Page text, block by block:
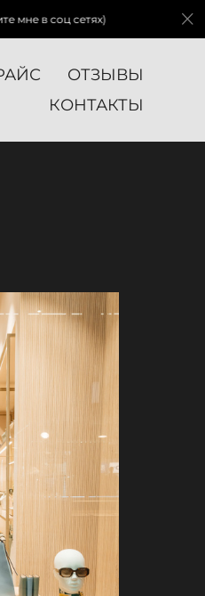
ОТЗЫВЫ
КОНТАКТЫ
Вы можете